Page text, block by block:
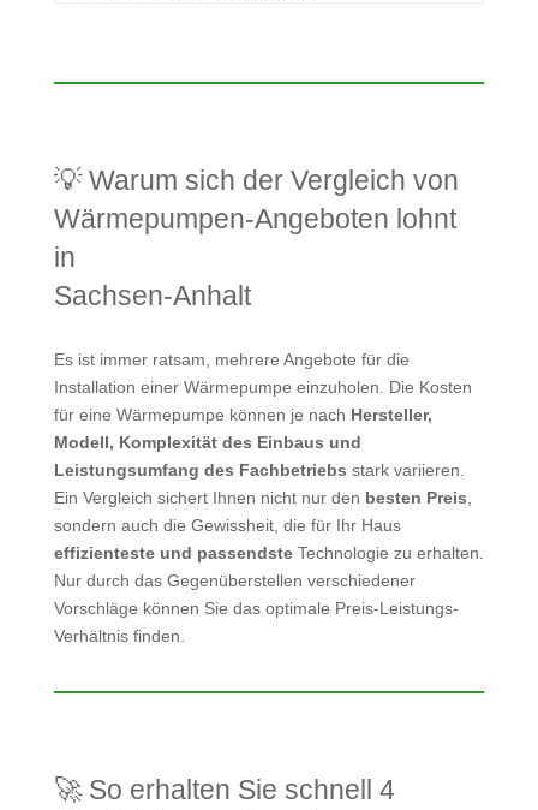
💡 Warum sich der Vergleich von
Wärmepumpen-Angeboten lohnt
in
Sachsen-Anhalt
Es ist immer ratsam, mehrere Angebote für die
Installation einer Wärmepumpe einzuholen. Die Kosten
für eine Wärmepumpe können je nach Hersteller,
Modell, Komplexität des Einbaus und
Leistungsumfang des Fachbetriebs stark variieren.
Ein Vergleich sichert Ihnen nicht nur den besten Preis
sondern auch die Gewissheit, die für Ihr Haus
effizienteste und passendsteTechnologie zu erhalten.
Nur durch das Gegenüberstellen verschiedener
Vorschläge können Sie das optimale Preis-Leistungs-
Verhältnis finden.
🚀 So erhalten Sie schnell 4